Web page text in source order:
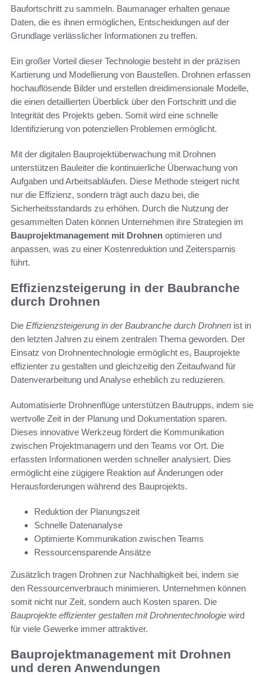
Baufortschritt zu sammeln. Baumanager erhalten genaue
Daten, die es ihnen ermöglichen, Entscheidungen auf der
Grundlage verlässlicher Informationen zu treffen.
Ein großer Vorteil dieser Technologie besteht in der präzisen
Kartierung und Modellierung von Baustellen. Drohnen erfassen
hochauflösende Bilder und erstellen dreidimensionale Modelle,
die einen detaillierten Überblick über den Fortschritt und die
Integrität des Projekts geben. Somit wird eine schnelle
Identifizierung von potenziellen Problemen ermöglicht.
Mit der digitalen Bauprojektüberwachung mit Drohnen
unterstützen Bauleiter die kontinuierliche Überwachung von
Aufgaben und Arbeitsabläufen. Diese Methode steigert nicht
nur die Effizienz, sondern trägt auch dazu bei, die
Sicherheitsstandards zu erhöhen. Durch die Nutzung der
gesammelten Daten können Unternehmen ihre Strategien im
Bauprojektmanagement mit Drohnen optimieren und
anpassen, was zu einer Kostenreduktion und Zeitersparnis
führt.
Effizienzsteigerung in der Baubranche
durch Drohnen
Die Effizienzsteigerung in der Baubranche durch Drohnen ist in
den letzten Jahren zu einem zentralen Thema geworden. Der
Einsatz von Drohnentechnologie ermöglicht es, Bauprojekte
effizienter zu gestalten und gleichzeitig den Zeitaufwand für
Datenverarbeitung und Analyse erheblich zu reduzieren.
Automatisierte Drohnenflüge unterstützen Bautrupps, indem sie
wertvolle Zeit in der Planung und Dokumentation sparen.
Dieses innovative Werkzeug fördert die Kommunikation
zwischen Projektmanagern und den Teams vor Ort. Die
erfassten Informationen werden schneller analysiert. Dies
ermöglicht eine zügigere Reaktion auf Änderungen oder
Herausforderungen während des Bauprojekts.
Reduktion der Planungszeit
Schnelle Datenanalyse
Optimierte Kommunikation zwischen Teams
Ressourcensparende Ansätze
Zusätzlich tragen Drohnen zur Nachhaltigkeit bei, indem sie
den Ressourcenverbrauch minimieren. Unternehmen können
somit nicht nur Zeit, sondern auch Kosten sparen. Die
Bauprojekte effizienter gestalten mit Drohnentechnologie wird
für viele Gewerke immer attraktiver.
Bauprojektmanagement mit Drohnen
und deren Anwendungen